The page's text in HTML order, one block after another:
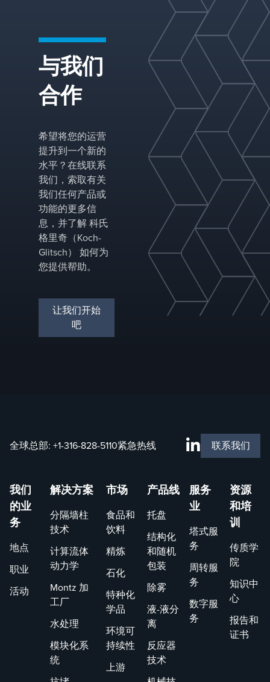
与我们
合作
希望将您的运营
提升到一个新的
水平？在线联系
我们，索取有关
我们任何产品或
功能的更多信
息，并了解 科氏
格里奇（Koch-
Glitsch） 如何为
您提供帮助。
让我们开始
吧
全球总部: +1-316-828-5110紧急热线 联系我们
我们
的业
务
地点
职业
活动
解决方案
分隔墙柱
技术
计算流体
动力学
Montz 加
工厂
水处理
模块化系
统
市场
食品和
饮料
精炼
石化
特种化
学品
环境可
持续性
上游
产品线
托盘
结构化
和随机
包装
除雾
液-液分
离
反应器
技术
服务
业
塔式服
务
周转服
务
数字服
务
资源
和培
训
传质学
院
知识中
心
报告和
证书